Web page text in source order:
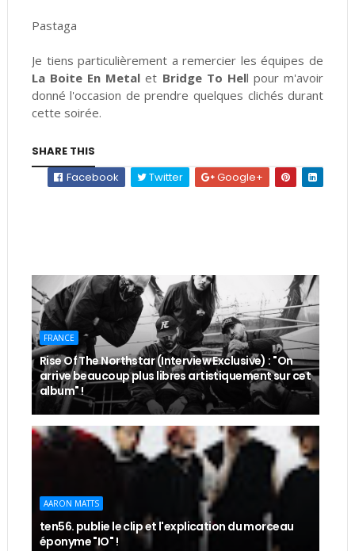
Pastaga
Je tiens particulièrement a remercier les équipes de
La Boite En Metal et Bridge To Hell pour m'avoir
donné l'occasion de prendre quelques clichés durant
cette soirée.
SHARE THIS
Facebook
Twitter Google+
FRANCE
Rise Of The Northstar (Interview Exclusive) : "On
arrive beaucoup plus libres artistiquement sur cet
album" !
AARON MATTS
ten56. publie le clip et l'explication du morceau
éponyme "IO" !